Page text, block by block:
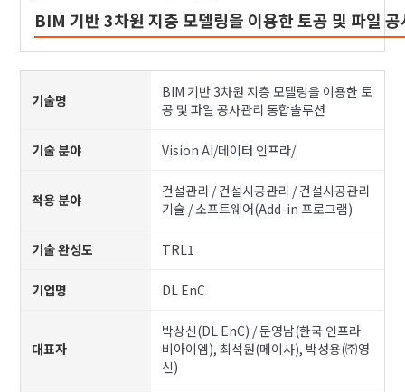
BIM 기반 3차원 지층 모델링을 이용한 토공 및 파일
기술명
BIM 기반 3차원 지층 모델링을 이용한 토
공 및 파일 공사관리 통합솔루션
기술 분야 Vision AI/데이터 인프라/
적용 분야
건설관리 / 건설시공관리 / 건설시공관리
기술 / 소프트웨어(Add-in 프로그램)
기술 완성도 TRL1
기업명 DL EnC
대표자
박상신(DL EnC) / 문영남(한국 인프라
비아이엠), 최석원(메이사), 박성용(㈜영
신)